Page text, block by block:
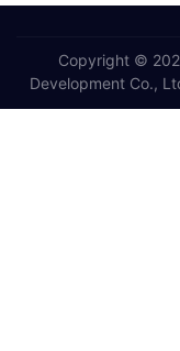
Copyright ©
Development Co.,